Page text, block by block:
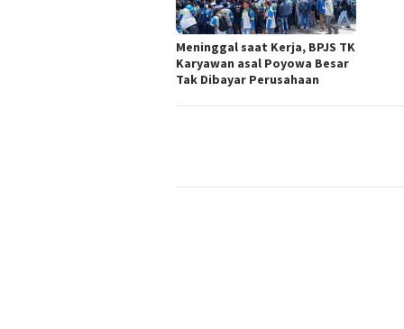
Meninggal saat Kerja, BPJS TK
Karyawan asal Poyowa Besar
Tak Dibayar Perusahaan